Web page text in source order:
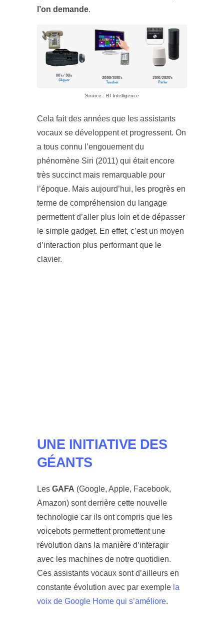
l’on demande.
Source : BI Intelligence
Cela fait des années que les assistants
vocaux se développent et progressent. On
a tous connu l’engouement du
phénomène Siri (2011) qui était encore
très succinct mais remarquable pour
l’époque. Mais aujourd’hui, les progrès en
terme de compréhension du langage
permettent d’aller plus loin et de dépasser
le simple gadget. En effet, c’est un moyen
d’interaction plus performant que le
clavier.
UNE INITIATIVE DES
GÉANTS
Les GAFA (Google, Apple, Facebook,
Amazon) sont derrière cette nouvelle
technologie car ils ont compris que les
voicebots permettent promettent une
révolution dans la manière d’interagir
avec les machines de notre quotidien.
Ces assistants vocaux sont d’ailleurs en
constante évolution avec par exemple la
voix de Google Home qui s’améliore.